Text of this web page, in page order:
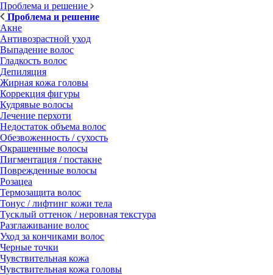
Проблема и решение
Проблема и решение
Акне
Антивозрастной уход
Выпадение волос
Гладкость волос
Депиляция
Жирная кожа головы
Коррекция фигуры
Кудрявые волосы
Лечение перхоти
Недостаток объема волос
Обезвоженность / сухость
Окрашенные волосы
Пигментация / постакне
Поврежденные волосы
Розацеа
Термозащита волос
Тонус / лифтинг кожи тела
Тусклый оттенок / неровная текстура
Разглаживание волос
Уход за кончиками волос
Черные точки
Чувствительная кожа
Чувствительная кожа головы